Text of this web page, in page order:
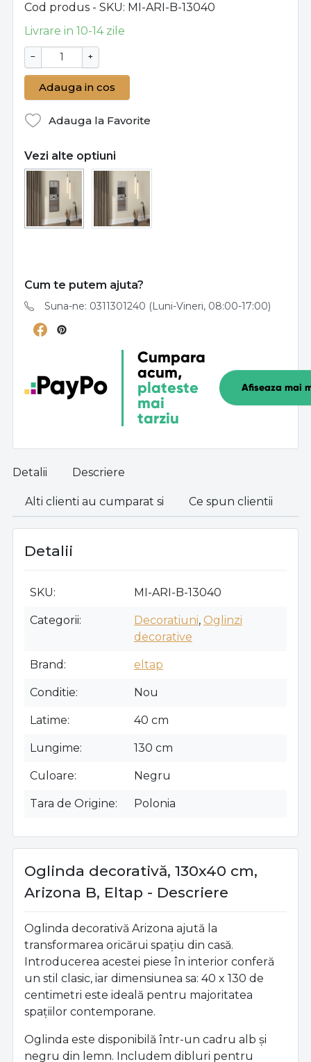
Cod produs - SKU
MI-ARI-B-13040
Livrare in 10-14 zile
− +
Adauga in cos
Adauga la Favorite
Vezi alte optiuni
Cum te putem ajuta?
Suna-ne: 0311301240 (Luni-Vineri, 08:00-17:00)
Cumpara
acum,
plateste
mai
tarziu
Afiseaza mai
Detalii Descriere
Alti clienti au cumparat si Ce spun clientii
Detalii
SKU MI-ARI-B-13040
Categorii Decoratiuni, Oglinzi
decorative
Brand eltap
Conditie Nou
Latime 40 cm
Lungime 130 cm
Culoare Negru
Tara de Origine Polonia
Oglinda decorativă, 130x40 cm,
Arizona B, Eltap - Descriere
Oglinda decorativă Arizona ajută la
transformarea oricărui spațiu din casă.
Introducerea acestei piese în interior conferă
un stil clasic, iar dimensiunea sa: 40 x 130 de
centimetri este ideală pentru majoritatea
spațiilor contemporane.
Oglinda este disponibilă într-un cadru alb și
negru din lemn. Includem dibluri pentru